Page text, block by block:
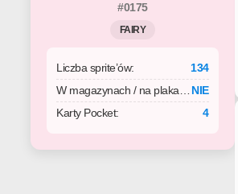
#0175
FAIRY
Liczba sprite’ów:
134
W magazynach / na plakacie: NIE
Karty Pocket:
4